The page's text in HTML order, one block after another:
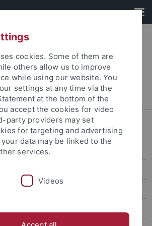
Fakultät
... Huber, Christoph
cookies. Some of them are
others allow us to improve
while using our website. You
settings at any time via the
at the bottom of the
accept the cookies for video
party providers may set
for targeting and advertising
data may be linked to the
services.
Videos